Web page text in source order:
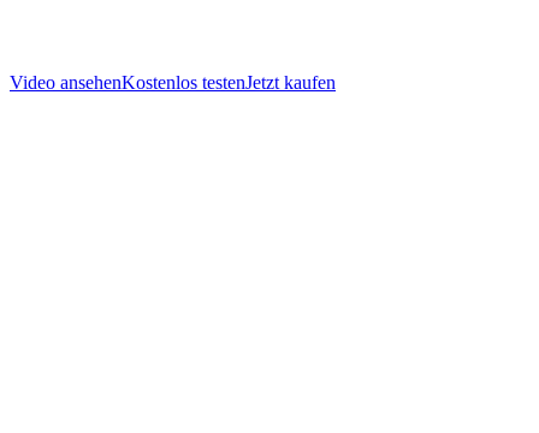
Video ansehenKostenlos testenJetzt kaufen